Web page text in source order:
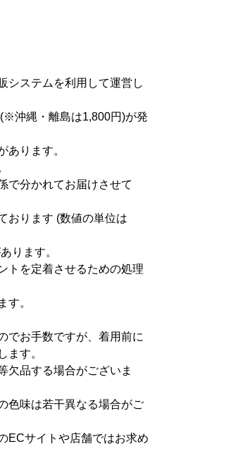
システムを利用して運営し
沖縄・離島は1,800円)が発
あります。
で分かれてお届けさせて
おります (数値の単位は
ります。
トを定着させるための処理
す。
でお手数ですが、着用前に
ます。
欠品する場合がございま
色味は若干異なる場合がご
ECサイトや店舗ではお求め